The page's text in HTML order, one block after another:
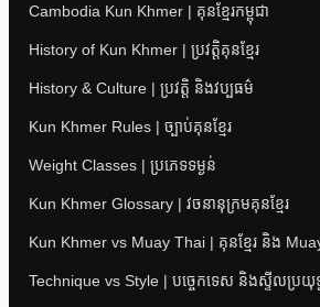
Cambodia Kun Khmer | គុនខ្មែរកម្ពុជា
History of Kun Khmer | ប្រវត្តិគុនខ្មែរ
History & Culture | ប្រវត្តិ និងវប្បធម៌
Kun Khmer Rules | ច្បាប់គុនខ្មែរ
Weight Classes | ប្រភេទទម្ងន់
Kun Khmer Glossary | វចនានុក្រមគុនខ្មែរ
Kun Khmer vs Muay Thai | គុនខ្មែរ និង
Technique vs Style | បច្ចេកទេស និងស្ទីលប្រយុទ្